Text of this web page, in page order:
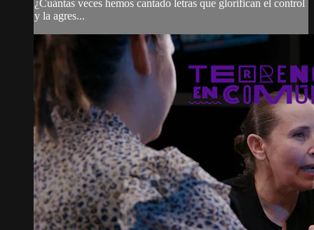
¿Cuántas veces hemos cantado letras que glorifican el control
y la agres...